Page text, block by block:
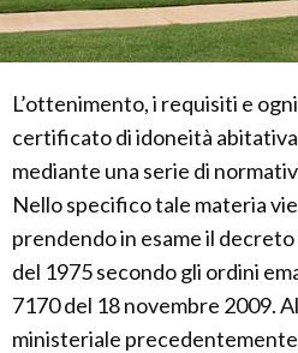
L’ottenimento, i requisiti e
certificato di idoneità
mediante una serie di
Nello specifico tale materia
prendendo in esame il
del 1975 secondo gli ordini
7170 del 18 novembre 2009.
ministeriale